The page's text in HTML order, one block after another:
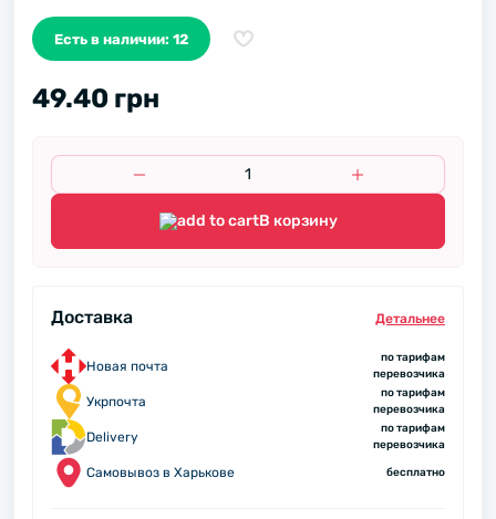
Есть в наличии: 12
49.40 грн
В корзину
Доставка Детальнее
Новая почта
по тарифам
перевозчика
Укрпочта
по тарифам
перевозчика
Delivery
по тарифам
перевозчика
Самовывоз в Харькове бесплатно